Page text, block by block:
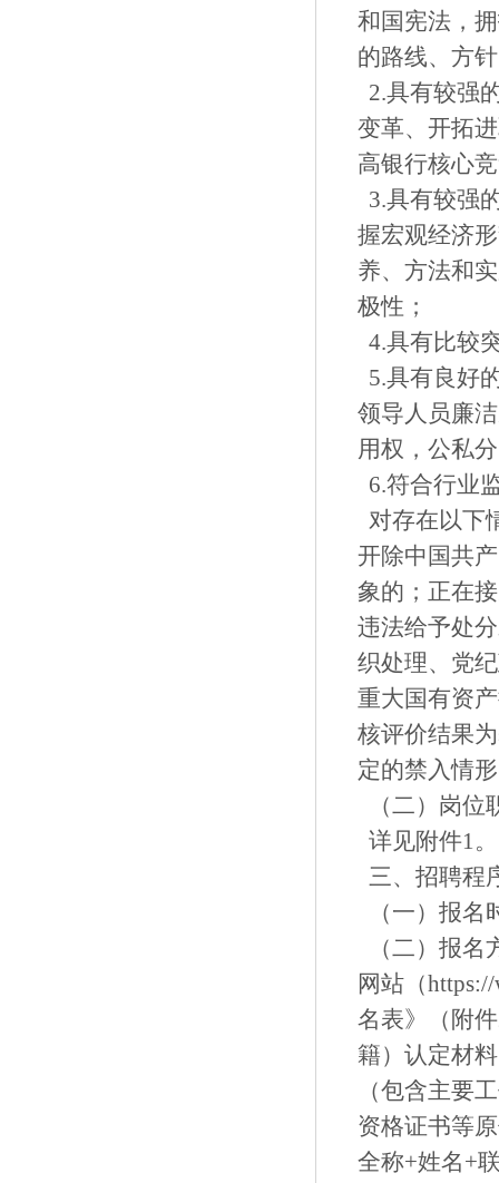
和国宪法，
的路线、方
2.具有较强
变革、开拓
高银行核心
3.具有较强
握宏观经济
养、方法和
极性；
4.具有比较
5.具有良好
领导人员廉
用权，公私
6.符合行业
对存在以下
开除中国共
象的；正在
违法给予处
织处理、党
重大国有资
核评价结果
定的禁入情
（二）岗位
详见附件1。
三、招聘程
（一）报名
（二）报名
网站（
名表》（附
籍）认定材
（包含主要
资格证书等
全称+姓名+